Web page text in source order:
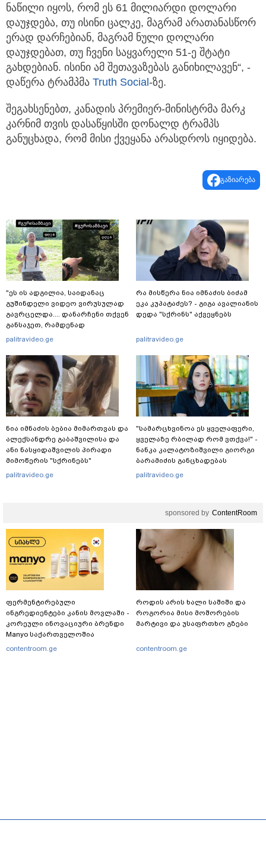
ნაწილი იყოს, რომ ეს 61 მილიარდი დოლარი
დაუჯდება, თუ ისინი ცალკე, მაგრამ არათანასწორ
ერად დარჩებიან, მაგრამ ნული დოლარი
დაუჯდებათ, თუ ჩვენი საყვარელი 51-ე შტატი
გახდებიან. ისინი ამ შეთავაზებას განიხილავენ“, -
დაწერა ტრამპმა Truth Social -ზე.
შეგახსენებთ, კანადის პრემიერ-მინისტრმა მარკ
კარნიმ თვის დასაწყისში დონალდ ტრამპს
განუცხადა, რომ მისი ქვეყანა არასდროს იყიდება.
გაზიარება
"ეს ის ადგილია, საიდანაც
გუშინდელი ვიდეო ვირუსულად
გავრცელდა.... დანარჩენი თქვენ
განსაჯეთ, რამდენად
შესაძლებელია აქ ადამიანის
აქვეყნებს კობა ახალაძე
მლეთიდან, სადაც 12 წლის წინ
გურამ დადიანიძე გაუჩინარდა?
palitravideo.ge
ნია იმნაძის ბებია მიმართვას და
ალექსანდრე გაბაშვილისა და
ანი ნასყიდაშვილის პირადი
მიმოწერის "სქრინებს"
ავრცელებს
palitravideo.ge
რა მისწერა ნია იმნაძის ბიძამ
ეკა კუპატაძეს? - გიგა ავალიანის
დედა "სქრინს" აქვეყნებს
palitravideo.ge
"სა­მარ­ცხვი­ნოა ეს ყვე­ლა­ფე­რი,
ყვე­ლა­ზე რბი­ლად რომ ვთქვა!" -
ნანკა კალატოზიშვილი გიორგი
ბარამიძის განცხადებას
ეხმაურება
palitravideo.ge
sponsored by ContentRoom
ფერმენტირებული
ინგრედიენტები კანის მოვლაში -
კორეული ინოვაციური ბრენდი
Manyo საქართველოშია
contentroom.ge
როდის არის ხალი საშიში და
როგორია მისი მოშორების
მარტივი და უსაფრთხო გზები
contentroom.ge